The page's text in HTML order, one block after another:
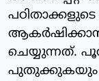
ചെയ്യുന്നത്.
പുതുക്കുകയും